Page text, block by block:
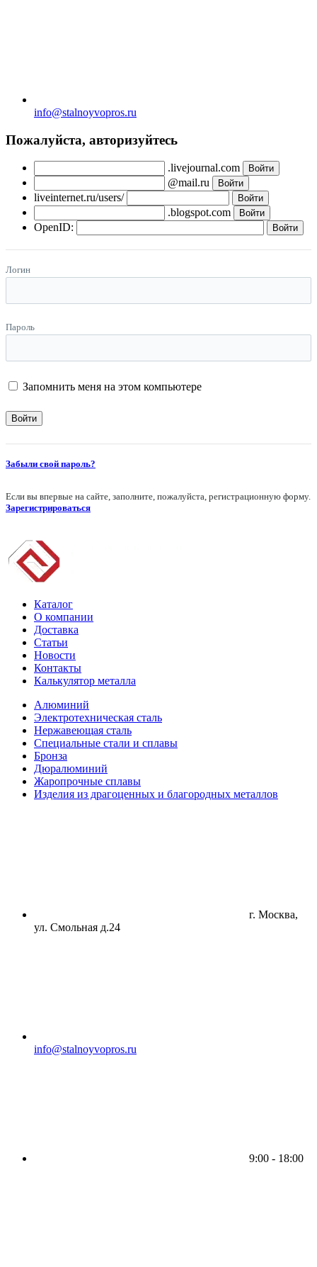
info@stalnoyvopros.ru
Пожалуйста, авторизуйтесь
.livejournal.com
@mail.ru
liveinternet.ru/users/
.blogspot.com
OpenID:
Логин
Пароль
Запомнить меня на этом компьютере
Забыли свой пароль?
Если вы впервые на сайте, заполните, пожалуйста, регистрационную форму.
Зарегистрироваться
Каталог
О компании
Доставка
Статьи
Новости
Контакты
Калькулятор металла
Алюминий
Электротехническая сталь
Нержавеющая сталь
Специальные стали и сплавы
Бронза
Дюралюминий
Жаропрочные сплавы
Изделия из драгоценных и благородных металлов
г. Москва,
ул. Смольная д.24
info@stalnoyvopros.ru
9:00 - 18:00